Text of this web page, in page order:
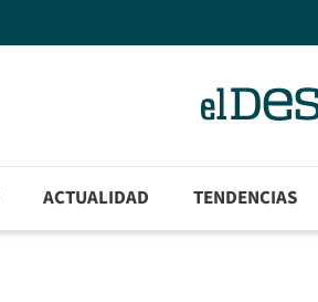
ACTUALIDAD TENDENCIAS